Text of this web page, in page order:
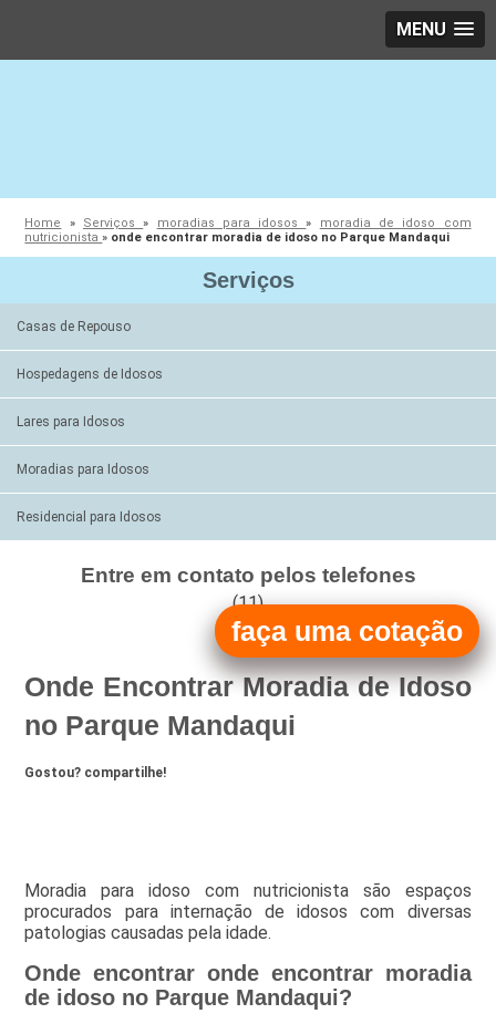
MENU
Home » Serviços» moradias para idosos» moradia de idoso com
nutricionista» onde encontrar moradia de idoso no Parque Mandaqui
Serviços
Casas de Repouso
Hospedagens de Idosos
Lares para Idosos
Moradias para Idosos
Residencial para Idosos
Entre em contato pelos telefones
(11)
(11)
Onde Encontrar Moradia de Idoso
no Parque Mandaqui
Gostou? compartilhe!
Moradia para idoso com nutricionista são espaços
procurados para internação de idosos com diversas
patologias causadas pela idade.
Onde encontrar onde encontrar moradia
de idoso no Parque Mandaqui?
faça uma cotação